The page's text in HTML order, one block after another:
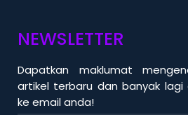
NEWSLETTER
Dapatkan maklumat
artikel terbaru dan banyak
ke email anda!